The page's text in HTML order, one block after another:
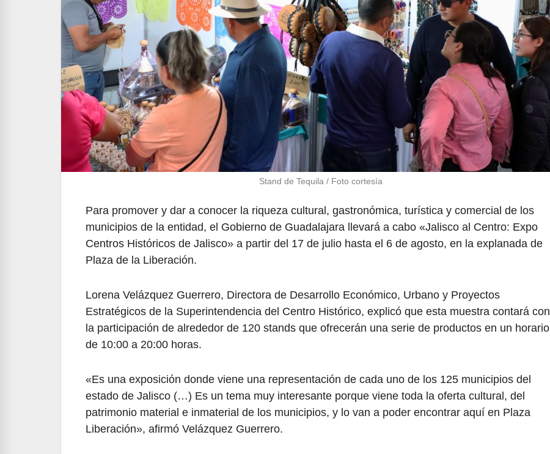
Stand de Tequila / Foto cortesía
Para promover y dar a conocer la riqueza cultural, gastronómica, turística y comercial de los
municipios de la entidad, el Gobierno de Guadalajara llevará a cabo «Jalisco al Centro: Expo
Centros Históricos de Jalisco» a partir del 17 de julio hasta el 6 de agosto, en la explanada de
Plaza de la Liberación.
Lorena Velázquez Guerrero, Directora de Desarrollo Económico, Urbano y Proyectos
Estratégicos de la Superintendencia del Centro Histórico, explicó que esta muestra contará con
la participación de alrededor de 120 stands que ofrecerán una serie de productos en un horario
de 10:00 a 20:00 horas.
«Es una exposición donde viene una representación de cada uno de los 125 municipios del
estado de Jalisco (…) Es un tema muy interesante porque viene toda la oferta cultural, del
patrimonio material e inmaterial de los municipios, y lo van a poder encontrar aquí en Plaza
Liberación», afirmó Velázquez Guerrero.